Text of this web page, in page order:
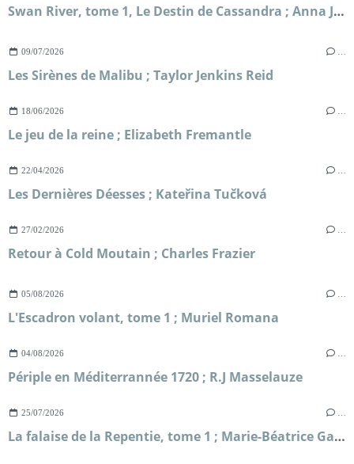
Swan River, tome 1, Le Destin de Cassandra ; Anna Jacobs
09/07/2026
Les Sirènes de Malibu ; Taylor Jenkins Reid
18/06/2026
Le jeu de la reine ; Elizabeth Fremantle
22/04/2026
Les Dernières Déesses ; Kateřina Tučková
27/02/2026
Retour à Cold Moutain ; Charles Frazier
05/08/2026
L'Escadron volant, tome 1 ; Muriel Romana
04/08/2026
Périple en Méditerrannée 1720 ; R.J Masselauze
25/07/2026
La falaise de la Repentie, tome 1 ; Marie-Béatrice Gauvin